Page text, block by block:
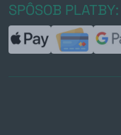
SPÔSOB PLATBY: